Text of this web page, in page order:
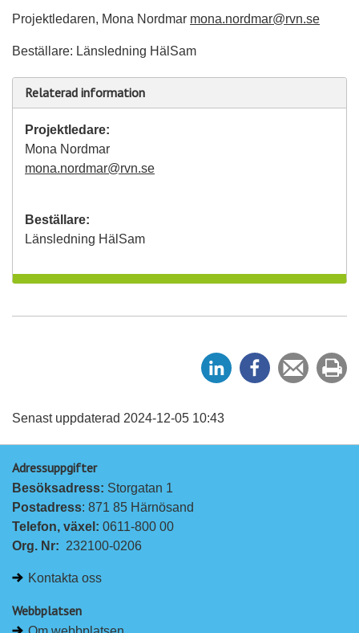
Projektledaren, Mona Nordmar mona.nordmar@rvn.se
Beställare: Länsledning HälSam
Relaterad information
Projektledare:
Mona Nordmar
mona.nordmar@rvn.se
Beställare:
Länsledning HälSam
e
e
Tipsa
en
ut
Senast uppdaterad 2024-12-05 10:43
Adressuppgifter
Besöksadress: Storgatan 1
Postadress: 871 85 Härnösand
Telefon, växel: 0611-800 00
Org. Nr: 232100-0206
Kontakta oss
Webbplatsen